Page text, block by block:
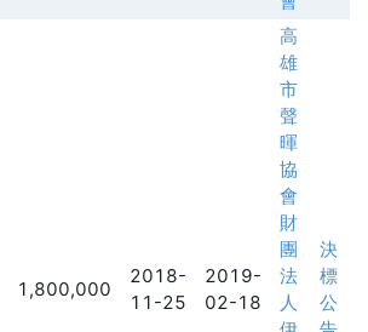
1,800,000
2018-
11-25
2019-
02-18
高
雄
市
聲
暉
協
會
財
團
法
人
決
標
公